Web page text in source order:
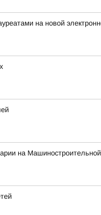
на новой
на Машиностроительной